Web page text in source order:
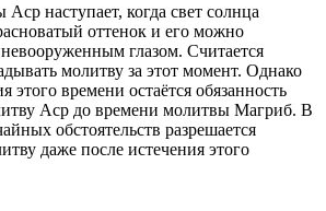
наступает, когда свет солнца
оттенок и его можно
невооруженным глазом. Считается
молитву за этот момент. Однако
этого времени остаётся обязанность
Аср до времени молитвы Магриб. В
обстоятельств разрешается
даже после истечения этого